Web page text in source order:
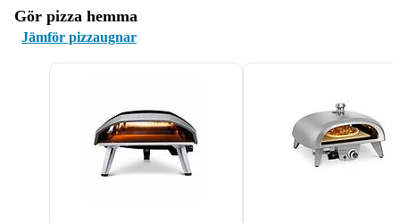
Gör pizza hemma
Jämför pizzaugnar